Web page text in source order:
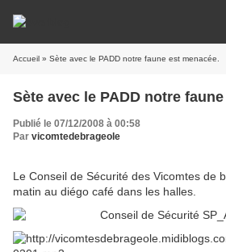
Accueil » Sète avec le PADD notre faune est menacée.
Sète avec le PADD notre
Publié le 07/12/2008 à 00:58
Par vicomtedebrageole
Le Conseil de Sécurité des Vicomtes de
matin au diégo café dans les halles.